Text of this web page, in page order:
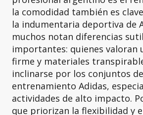
la comodidad también es
la indumentaria deportiva de
muchos notan diferencias
importantes: quienes valoran
firme y materiales
inclinarse por los conjuntos de
entrenamiento Adidas,
actividades de alto impacto.
que priorizan la flexibilidad y